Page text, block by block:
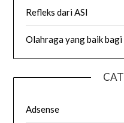
Refleks dari ASI
Olahraga yang baik
Adsense